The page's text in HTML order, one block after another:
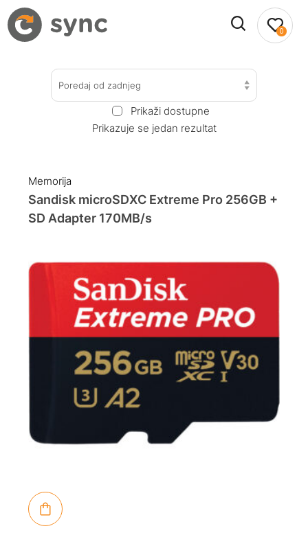
0
Poredaj od zadnjeg
Prikaži dostupne
Prikazuje se jedan rezultat
Memorija
Sandisk microSDXC Extreme Pro 256GB +
SD Adapter 170MB/s